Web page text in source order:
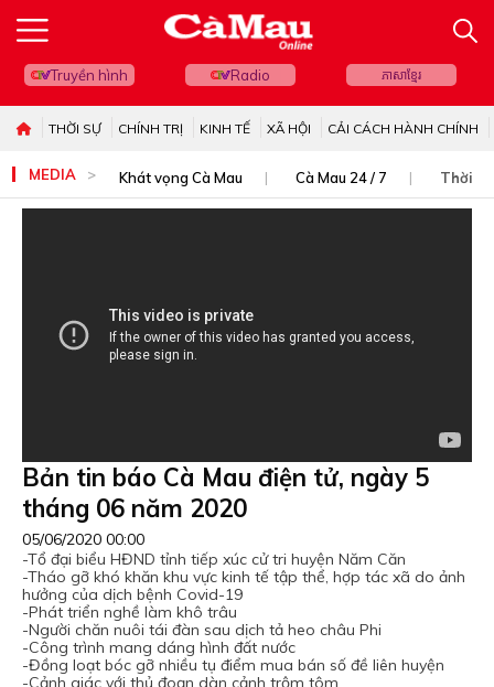
Truyền hình Radio ភាសាខ្មែរ
THỜI SỰ CHÍNH TRỊ KINH TẾ XÃ HỘI CẢI CÁCH HÀNH CHÍNH
MEDIA Khát vọng Cà Mau Cà Mau 24 / 7 Thời sự
Bản tin báo Cà Mau điện tử, ngày 5
tháng 06 năm 2020
05/06/2020 00:00
-Tổ đại biểu HĐND tỉnh tiếp xúc cử tri huyện Năm Căn
-Tháo gỡ khó khăn khu vực kinh tế tập thể, hợp tác xã do ảnh
hưởng của dịch bệnh Covid-19
-Phát triển nghề làm khô trâu
-Người chăn nuôi tái đàn sau dịch tả heo châu Phi
-Công trình mang dáng hình đất nước
-Đồng loạt bóc gỡ nhiều tụ điểm mua bán số đề liên huyện
-Cảnh giác với thủ đoạn dàn cảnh trộm tôm